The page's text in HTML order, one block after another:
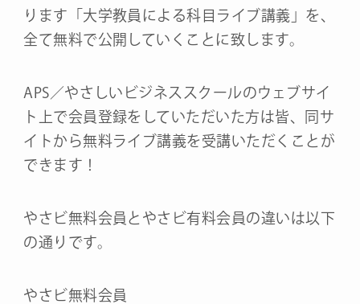
ります「大学教員による科目ライブ講義」を、
全て無料で公開していくことに致します。
APS／やさしいビジネススクールのウェブサイ
ト上で会員登録をしていただいた方は皆、同サ
イトから無料ライブ講義を受講いただくことが
できます！
やさビ無料会員とやさビ有料会員の違いは以下
の通りです。
やさビ無料会員